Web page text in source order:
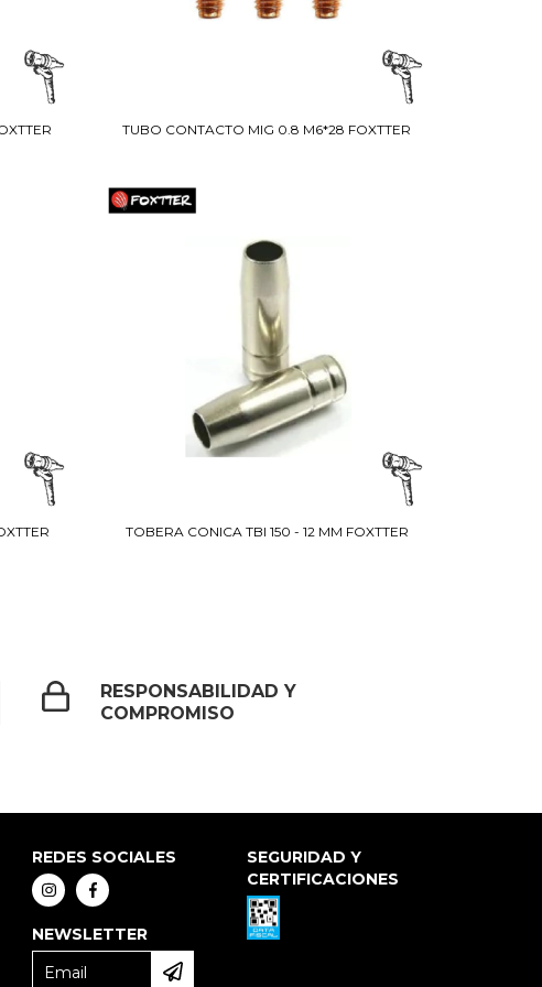
TUBO CONTACTO MIG 0.8 M6*28 FOXTTER
TOBERA CONICA TBI 150 - 12 MM FOXTTER
RESPONSABILIDAD Y
COMPROMISO
REDES SOCIALES
NEWSLETTER
SEGURIDAD Y
CERTIFICACIONES